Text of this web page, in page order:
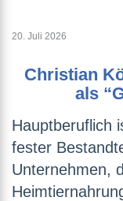
20. Juli 2026
Christian
als
Hauptberuflich
fester
Unternehmen,